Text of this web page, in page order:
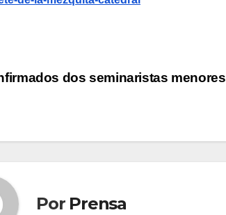
dos seminaristas menores
Por Prensa